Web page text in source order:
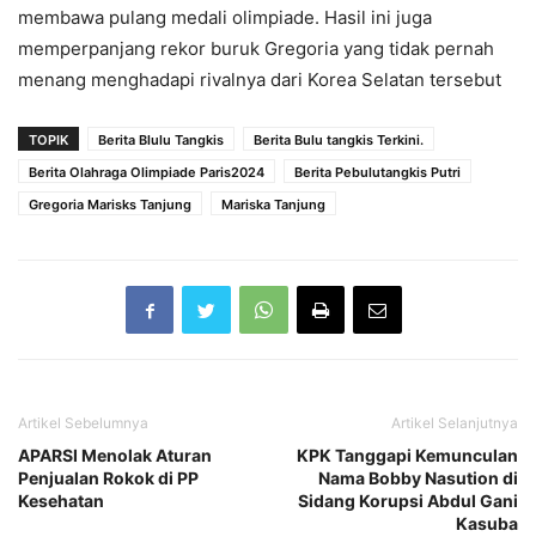
membawa pulang medali olimpiade. Hasil ini juga
memperpanjang rekor buruk Gregoria yang tidak pernah
menang menghadapi rivalnya dari Korea Selatan tersebut
TOPIK Berita Blulu Tangkis
Berita Bulu tangkis Terkini.
Berita Olahraga Olimpiade Paris2024
Berita Pebulutangkis Putri
Gregoria Marisks Tanjung
Mariska Tanjung
Artikel Sebelumnya
APARSI Menolak Aturan
Penjualan Rokok di PP
Kesehatan
Artikel Selanjutnya
KPK Tanggapi Kemunculan
Nama Bobby Nasution di
Sidang Korupsi Abdul Gani
Kasuba